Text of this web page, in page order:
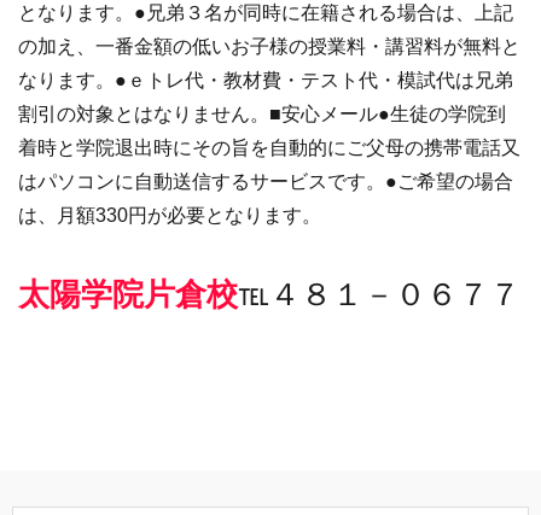
となります。●兄弟３名が同時に在籍される場合は、上記
の加え、一番金額の低いお子様の授業料・講習料が無料と
なります。●ｅトレ代・教材費・テスト代・模試代は兄弟
割引の対象とはなりません。■安心メール●生徒の学院到
着時と学院退出時にその旨を自動的にご父母の携帯電話又
はパソコンに自動送信するサービスです。●ご希望の場合
は、月額330円が必要となります。
太陽学院片倉校℡４８１－０６７７